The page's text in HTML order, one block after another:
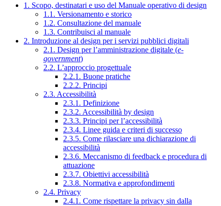
1. Scopo, destinatari e uso del Manuale operativo di design
1.1. Versionamento e storico
1.2. Consultazione del manuale
1.3. Contribuisci al manuale
2. Introduzione al design per i servizi pubblici digitali
2.1. Design per l’amministrazione digitale (e-
government)
2.2. L’approccio progettuale
2.2.1. Buone pratiche
2.2.2. Principi
2.3. Accessibilità
2.3.1. Definizione
2.3.2. Accessibilità by design
2.3.3. Principi per l’accessibilità
2.3.4. Linee guida e criteri di successo
2.3.5. Come rilasciare una dichiarazione di
accessibilità
2.3.6. Meccanismo di feedback e procedura di
attuazione
2.3.7. Obiettivi accessibilità
2.3.8. Normativa e approfondimenti
2.4. Privacy
2.4.1. Come rispettare la privacy sin dalla